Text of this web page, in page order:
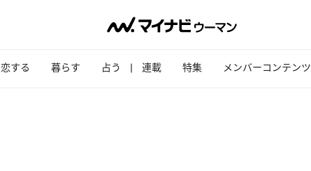
恋する 暮らす 占う 連載 特集 メンバーコンテンツ